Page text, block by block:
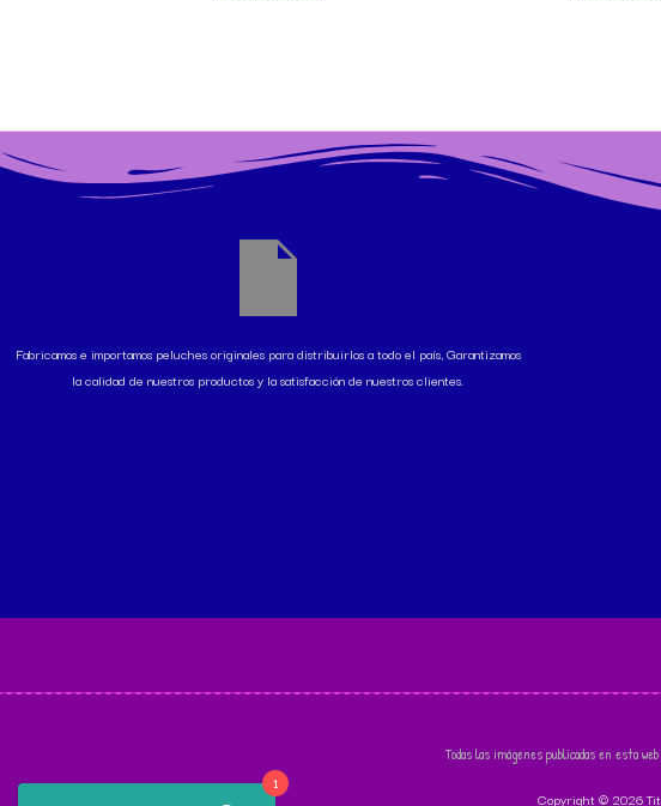
Fabricamos e importamos peluches originales para distribuirlos a todo el país, Garantizamos
la calidad de nuestros productos y la satisfacción de nuestros clientes.
Todas las imágenes publicadas en esta
Copyright © 2026
1